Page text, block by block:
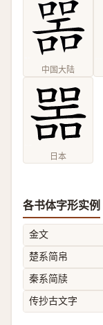
中国大陆
日本
各书体字形实例
金文
楚系简帛
秦系简牍
传抄古文字